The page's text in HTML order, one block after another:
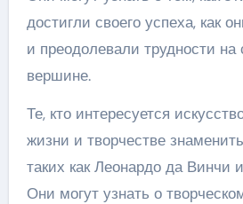
достигли своего успеха, как
и преодолевали трудности на
вершине.
Те, кто интересуется
жизни и творчестве
таких как Леонардо да Винчи
Они могут узнать о